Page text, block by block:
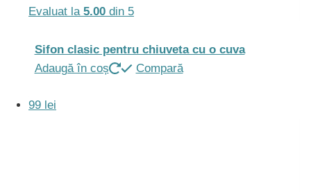
Evaluat la 5.00 din 5
Sifon clasic pentru chiuveta cu o cuva
Adaugă în coș
Compară
99 lei